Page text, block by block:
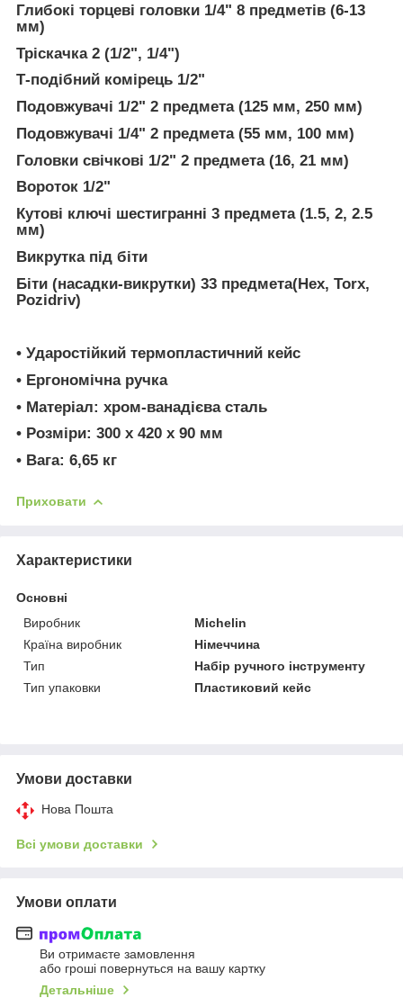
Глибокі торцеві головки 1/4" 8 предметів (6-13
мм)
Тріскачка 2 (1/2", 1/4")
Т-подібний комірець 1/2"
Подовжувачі 1/2" 2 предмета (125 мм, 250 мм)
Подовжувачі 1/4" 2 предмета (55 мм, 100 мм)
Головки свічкові 1/2" 2 предмета (16, 21 мм)
Вороток 1/2"
Кутові ключі шестигранні 3 предмета (1.5, 2, 2.5
мм)
Викрутка під біти
Біти (насадки-викрутки) 33 предмета(Hex, Torx,
Pozidriv)
• Ударостійкий термопластичний кейс
• Ергономічна ручка
• Матеріал: хром-ванадієва сталь
• Розміри: 300 х 420 х 90 мм
• Вага: 6,65 кг
Приховати
Характеристики
Основні
Виробник
Michelin
Країна виробник
Німеччина
Тип
Набір ручного інструменту
Тип упаковки
Пластиковий кейс
Умови доставки
Нова Пошта
Всі умови доставки
Умови оплати
Ви отримаєте замовлення
або гроші повернуться на вашу картку
Детальніше